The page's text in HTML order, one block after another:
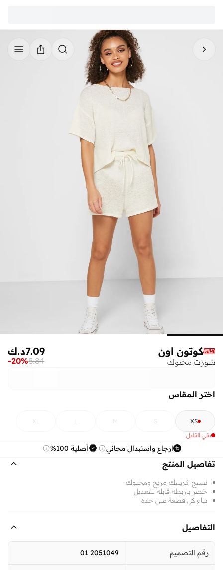
كوتون اون
شورت محبوك
د.ك7.09
8.84
-20%
اختر المقاس
XS
S
M
L
XL
بقي القليل
ارجاع واستبدال مجاني أصلية 100%
تفاصيل المنتج
نسيج اكريليك مريح ومحبوك
خصر باربطة قابلة للتعديل
تباع كل قطعة على حدة
التفاصيل
رقم التصميم 2051049 01